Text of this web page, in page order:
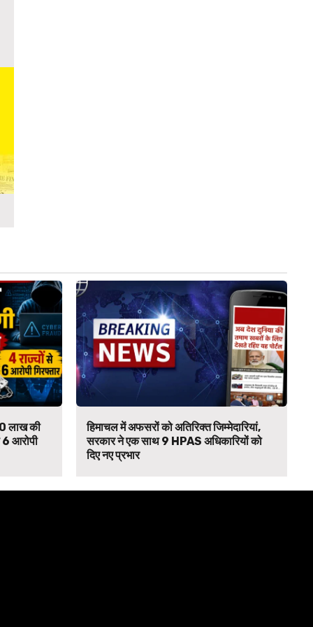
लाख की
6 आरोपी
हिमाचल में अफसरों को अतिरिक्त जिम्मेदारियां,
सरकार ने एक साथ 9 HPAS अधिकारियों को
दिए नए प्रभार